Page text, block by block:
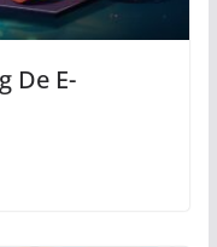
De E-